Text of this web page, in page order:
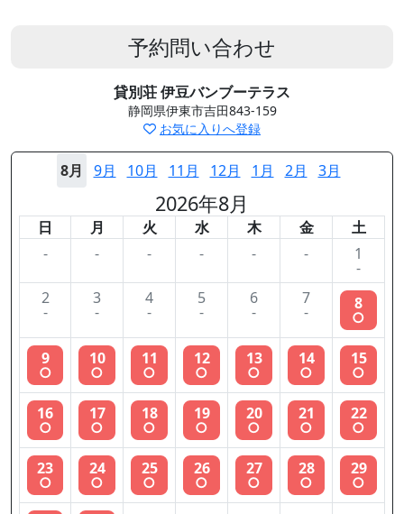
予約問い合わせ
貸別荘 伊豆バンブーテラス
静岡県伊東市吉田843-159
お気に入りへ登録
8月 9月 10月 11月 12月 1月 2月 3月
2026年8月
日 月 火 水 木 金
土
-
- - - - - 1
-
2
-
3
-
4
-
5
-
6
-
7
- 8
○
9
○
10
○
11
○
12
○
13
○
14
○
15
○
16
○
17
○
18
○
19
○
20
○
21
○
22
○
23
○
24
○
25
○
26
○
27
○
28
○
29
○